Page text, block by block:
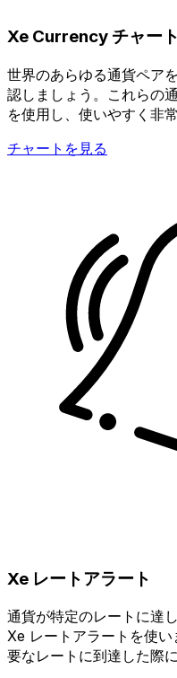
Xe Currency チャート
世界のあらゆる通貨ペア
認しましょう。これらの
を使用し、使いやすく非
チャートを見る
Xe レートアラート
通貨が特定のレートに達
Xe レートアラートを使
要なレートに到達した際